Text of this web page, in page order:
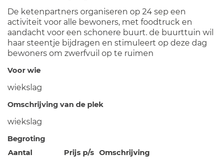
De ketenpartners organiseren op 24 sep een
activiteit voor alle bewoners, met foodtruck en
aandacht voor een schonere buurt. de buurttuin wil
haar steentje bijdragen en stimuleert op deze dag
bewoners om zwerfvuil op te ruimen
Voor wie
wiekslag
Omschrijving van de plek
wiekslag
Begroting
Aantal
Prijs p/s Omschrijving